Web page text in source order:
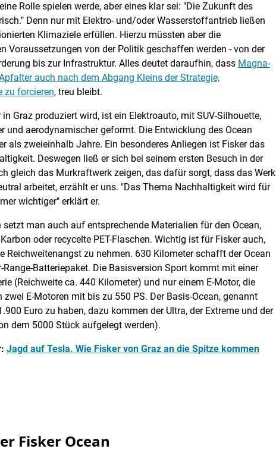
Rolle spielen werde, aber eines klar sei: "Die Zukunft des
Denn nur mit Elektro- und/oder Wasserstoffantrieb ließen
Klimaziele erfüllen. Hierzu müssten aber die
Voraussetzungen von der Politik geschaffen werden - von der
bis zur Infrastruktur. Alles deutet daraufhin, dass Magna-
auch nach dem Abgang Kleins der Strategie,
zu forcieren, treu bleibt.
in Graz produziert wird, ist ein Elektroauto, mit SUV-Silhouette,
und aerodynamischer geformt. Die Entwicklung des Ocean
als zweieinhalb Jahre. Ein besonderes Anliegen ist Fisker das
Deswegen ließ er sich bei seinem ersten Besuch in der
gleich das Murkraftwerk zeigen, das dafür sorgt, dass das Werk
arbeitet, erzählt er uns. "Das Thema Nachhaltigkeit wird für
wichtiger" erklärt er.
setzt man auch auf entsprechende Materialien für den Ocean,
oder recycelte PET-Flaschen. Wichtig ist für Fisker auch,
Reichweitenangst zu nehmen. 630 Kilometer schafft der Ocean
Range-Batteriepaket. Die Basisversion Sport kommt mit einer
(Reichweite ca. 440 Kilometer) und nur einem E-Motor, die
zwei E-Motoren mit bis zu 550 PS. Der Basis-Ocean, genannt
Euro zu haben, dazu kommen der Ultra, der Extreme und der
dem 5000 Stück aufgelegt werden).
Jagd auf Tesla. Wie Fisker von Graz an die Spitze kommen
Fisker Ocean